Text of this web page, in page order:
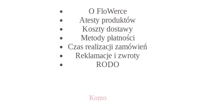
O FloWerce
Atesty produktów
Koszty dostawy
Metody płatności
Czas realizacji zamówień
Reklamacje i zwroty
RODO
Konto